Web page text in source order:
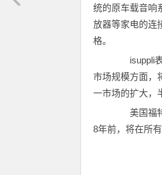
统的原车载音响
放器等家电的连
格。
isuppli表
市场规模方面，
一市场的扩大，
美国福特
8年前，将在所有